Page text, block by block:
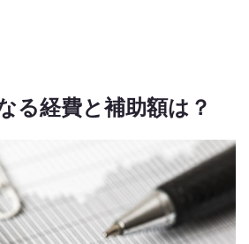
る経費と補助額は？